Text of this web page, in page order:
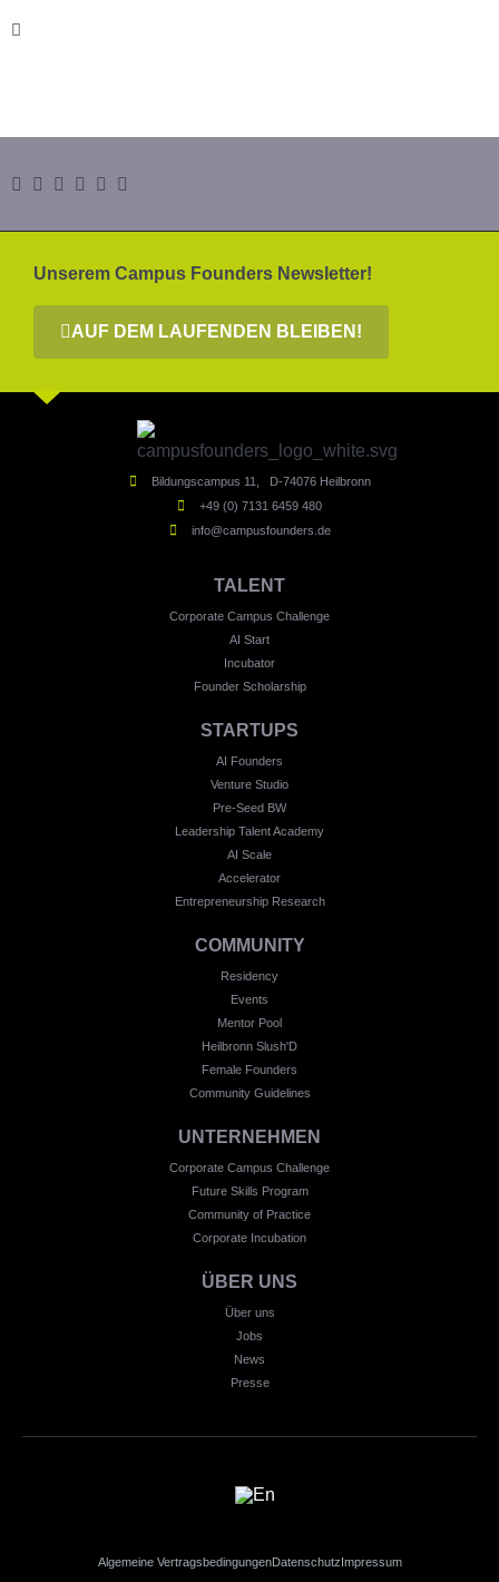
Unserem Campus Founders Newsletter!
AUF DEM LAUFENDEN BLEIBEN!
Bildungscampus 11, D-74076 Heilbronn
+49 (0) 7131 6459 480
info@campusfounders.de
TALENT
Corporate Campus Challenge
AI Start
Incubator
Founder Scholarship
STARTUPS
AI Founders
Venture Studio
Pre-Seed BW
Leadership Talent Academy
AI Scale
Accelerator
Entrepreneurship Research
COMMUNITY
Residency
Events
Mentor Pool
Heilbronn Slush'D
Female Founders
Community Guidelines
UNTERNEHMEN
Corporate Campus Challenge
Future Skills Program
Community of Practice
Corporate Incubation
ÜBER UNS
Über uns
Jobs
News
Presse
Algemeine VertragsbedingungenDatenschutzImpressum